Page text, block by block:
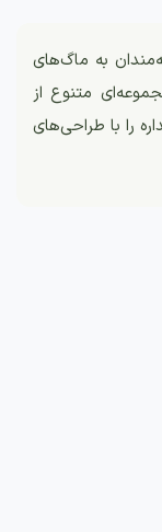
به ماگ‌های
متنوع از
را با طراحی‌های